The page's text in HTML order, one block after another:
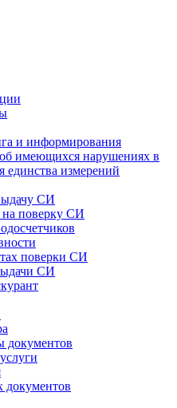
и информирования
имеющихся нарушениях в
единства измерений
СИ
поверку СИ
поверки СИ
СИ
документов